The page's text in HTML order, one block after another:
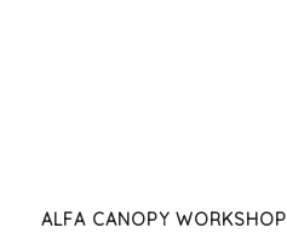
ALFA CANOPY WORKSHOP